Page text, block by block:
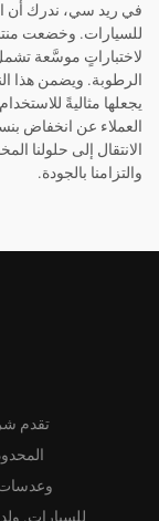
في ريد سي، ندرك أن
لاختباراتٍ موسَّعة تشمل
الرطوبة. ويضمن هذا
يجعلها مثاليةً
الانتقال إلى حلولنا
والتزامنا بالجودة.
تقدم